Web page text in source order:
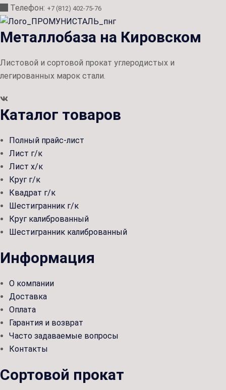
Телефон: +7 (812) 402-75-76
Металлобаза на Кировском
Листовой и сортовой прокат углеродистых и
легированных марок стали.
Каталог товаров
Полный прайс-лист
Лист г/к
Лист х/к
Круг г/к
Квадрат г/к
Шестигранник г/к
Круг калиброванный
Шестигранник калиброванный
Информация
О компании
Доставка
Оплата
Гарантия и возврат
Часто задаваемые вопросы
Контакты
Сортовой прокат